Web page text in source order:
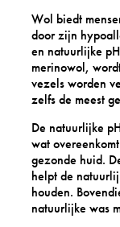
Wol biedt
door zijn
en natuurlijke
merinowol,
vezels worden
zelfs de meest
De natuurlijke
wat
gezonde huid.
helpt de
houden.
natuurlijke was